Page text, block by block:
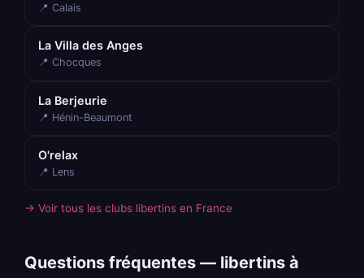
📍 Calais
La Villa des Anges
📍 Chocques
La Berjeurie
📍 Hénin-Beaumont
O'relax
📍 Lens
→ Voir tous les clubs libertins en France
Questions fréquentes — libertins à